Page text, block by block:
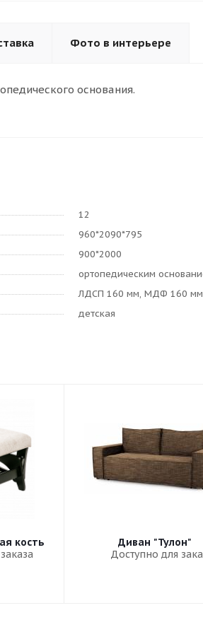
Фото в интерьере
основания.
12
960*2090*795
900*2000
ортопедическим
ЛДСП 160 мм, МДФ 160 мм
детская
кость
Диван "Тулон"
Доступно для